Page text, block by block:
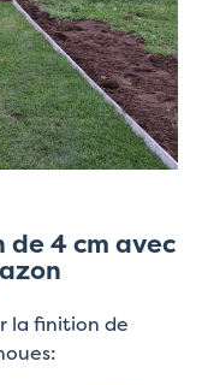
de 4 cm avec
la finition de